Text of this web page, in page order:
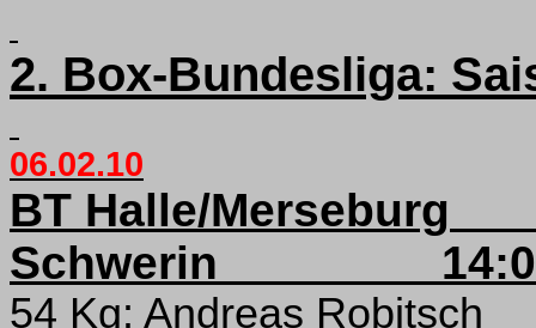
2. Box-Bundesliga:
06.02.10
BT Halle/Merseburg
Schwerin
14
54 Kg: Andreas Robitsch